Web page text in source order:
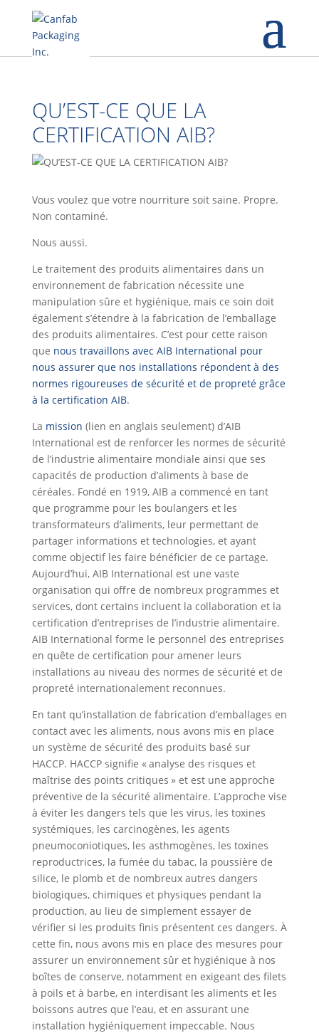
QU’EST-CE QUE LA
CERTIFICATION AIB?
Vous voulez que votre nourriture soit saine. Propre.
Non contaminé.
Nous aussi.
Le traitement des produits alimentaires dans un
environnement de fabrication nécessite une
manipulation sûre et hygiénique, mais ce soin doit
également s’étendre à la fabrication de l’emballage
des produits alimentaires. C’est pour cette raison
que nous travaillons avec AIB International pour
nous assurer que nos installations répondent à des
normes rigoureuses de sécurité et de propreté grâce
à la certification AIB.
La mission (lien en anglais seulement) d’AIB
International est de renforcer les normes de sécurité
de l’industrie alimentaire mondiale ainsi que ses
capacités de production d’aliments à base de
céréales. Fondé en 1919, AIB a commencé en tant
que programme pour les boulangers et les
transformateurs d’aliments, leur permettant de
partager informations et technologies, et ayant
comme objectif les faire bénéficier de ce partage.
Aujourd’hui, AIB International est une vaste
organisation qui offre de nombreux programmes et
services, dont certains incluent la collaboration et la
certification d’entreprises de l’industrie alimentaire.
AIB International forme le personnel des entreprises
en quête de certification pour amener leurs
installations au niveau des normes de sécurité et de
propreté internationalement reconnues.
En tant qu’installation de fabrication d’emballages en
contact avec les aliments, nous avons mis en place
un système de sécurité des produits basé sur
HACCP. HACCP signifie « analyse des risques et
maîtrise des points critiques » et est une approche
préventive de la sécurité alimentaire. L’approche vise
à éviter les dangers tels que les virus, les toxines
systémiques, les carcinogènes, les agents
pneumoconiotiques, les asthmogènes, les toxines
reproductrices, la fumée du tabac, la poussière de
silice, le plomb et de nombreux autres dangers
biologiques, chimiques et physiques pendant la
production, au lieu de simplement essayer de
vérifier si les produits finis présentent ces dangers. À
cette fin, nous avons mis en place des mesures pour
assurer un environnement sûr et hygiénique à nos
boîtes de conserve, notamment en exigeant des filets
à poils et à barbe, en interdisant les aliments et les
boissons autres que l’eau, et en assurant une
installation hygiéniquement impeccable. Nous